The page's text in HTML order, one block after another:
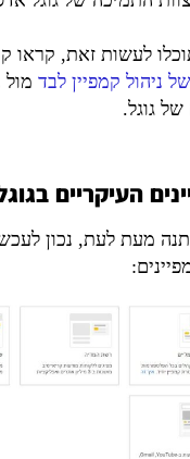
לעשות זאת, קראו
ניהול קמפיין לבדמול
גוגל.
העיקריים
מעת לעת, נכון